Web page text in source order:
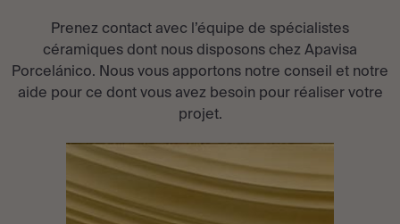
Prenez contact avec l’équipe de spécialistes
céramiques dont nous disposons chez Apavisa
Porcelánico. Nous vous apportons notre conseil et notre
aide pour ce dont vous avez besoin pour réaliser votre
projet.